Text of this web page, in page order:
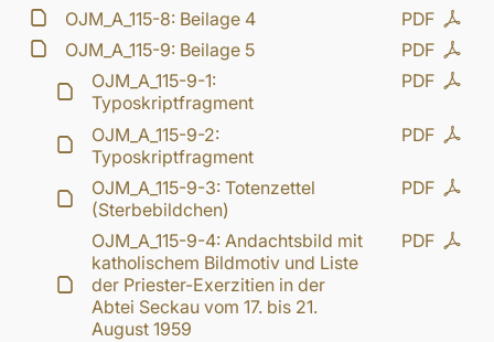
PDF
OJM_A_115-8: Beilage 4
PDF
OJM_A_115-9: Beilage 5
PDF
OJM_A_115-9-1:
Typoskriptfragment
PDF
OJM_A_115-9-2:
Typoskriptfragment
PDF
OJM_A_115-9-3: Totenzettel
(Sterbebildchen)
PDF
OJM_A_115-9-4: Andachtsbild mit
katholischem Bildmotiv und Liste
der Priester-Exerzitien in der
Abtei Seckau vom 17. bis 21.
August 1959